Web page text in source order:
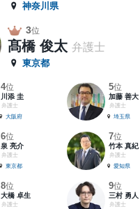
神奈川県
3位
髙橋 俊太 弁護士
東京都
4位
川添 圭
弁護士
大阪府
5位
加藤 善大
弁護士
埼玉県
6位
泉 亮介
弁護士
東京都
7位
竹本 真紀
弁護士
愛知県
8位
大橋 卓生
弁護士
9位
三村 勇人
弁護士